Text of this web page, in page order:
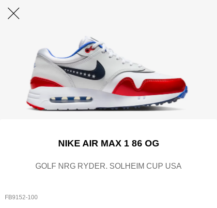
NIKE AIR MAX 1 86 OG
GOLF NRG RYDER. SOLHEIM CUP USA
FB9152-100